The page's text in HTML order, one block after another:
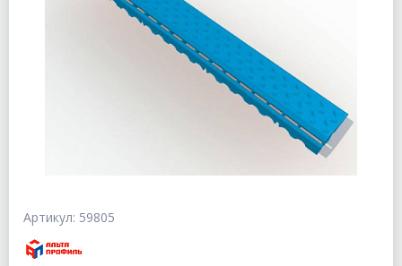
Артикул: 59805